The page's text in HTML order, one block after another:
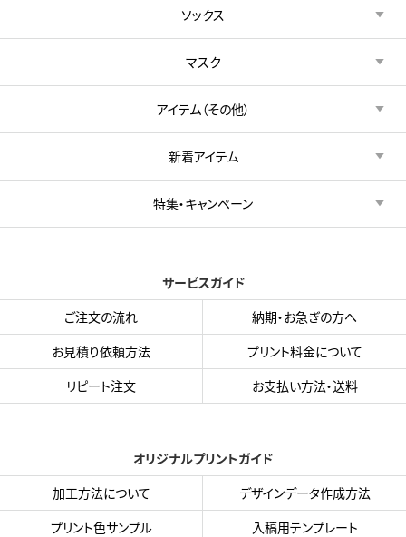
ソックス
マスク
アイテム（その他）
新着アイテム
特集・キャンペーン
サービスガイド
ご注文の流れ
納期・お急ぎの方へ
お見積り依頼方法
プリント料金について
リピート注文
お支払い方法・送料
オリジナルプリントガイド
加工方法について
デザインデータ作成方法
プリント色サンプル
入稿用テンプレート